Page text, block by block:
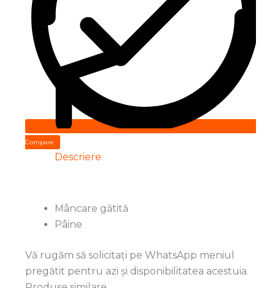
Compare
Descriere
Mâncare gătită
Pâine
Vă rugăm să solicitați pe WhatsApp meniul
pregătit pentru azi și disponibilitatea acestuia.